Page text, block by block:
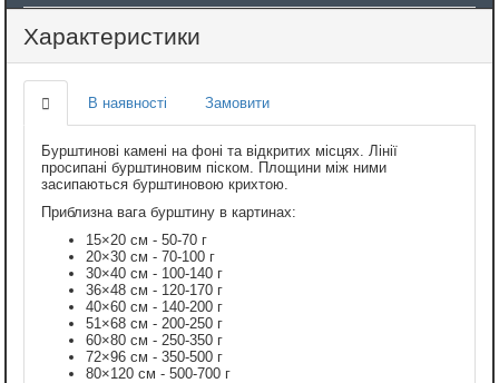
Характеристики
В наявності Замовити
Бурштинові камені на фоні та відкритих місцях. Лінії
просипані бурштиновим піском. Площини між ними
засипаються бурштиновою крихтою.
Приблизна вага бурштину в картинах:
15×20 см - 50-70 г
20×30 см - 70-100 г
30×40 см - 100-140 г
36×48 см - 120-170 г
40×60 см - 140-200 г
51×68 см - 200-250 г
60×80 см - 250-350 г
72×96 см - 350-500 г
80×120 см - 500-700 г